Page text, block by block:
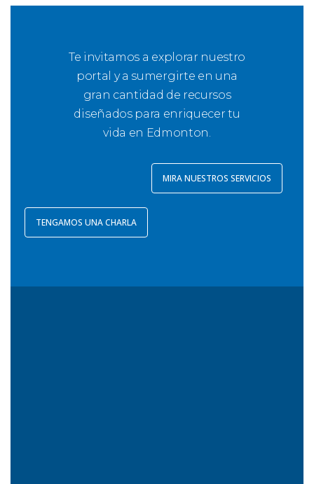
Te invitamos a explorar nuestro
portal y a sumergirte en una
gran cantidad de recursos
diseñados para enriquecer tu
vida en Edmonton.
MIRA NUESTROS SERVICIOS
TENGAMOS UNA CHARLA